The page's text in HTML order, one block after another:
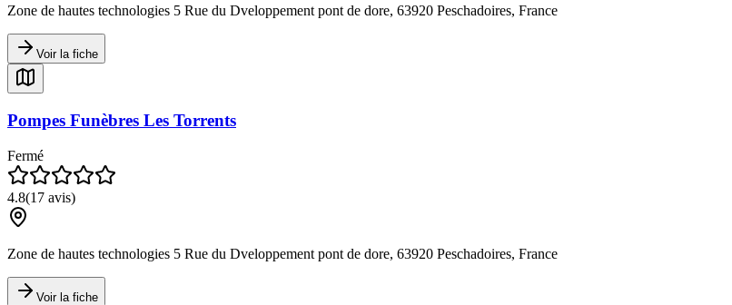
Zone de hautes technologies 5 Rue du Dveloppement pont de dore, 63920 Peschadoires, France
Voir la fiche
Pompes Funèbres Les Torrents
Fermé
4.8(17 avis)
Zone de hautes technologies 5 Rue du Dveloppement pont de dore, 63920 Peschadoires, France
Voir la fiche